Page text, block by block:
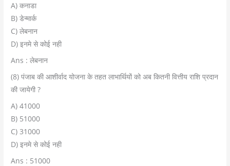
A) कनाडा
B) डेन्मार्क
C) लेबनान
D) इनमे से कोई नही
Ans : लेबनान
(8) पंजाब की आशीर्वाद योजना के तहत लाभार्थियों को अब कितनी वित्तीय राशि प्रदान
की जायेगी ?
A) 41000
B) 51000
C) 31000
D) इनमे से कोई नही
Ans : 51000